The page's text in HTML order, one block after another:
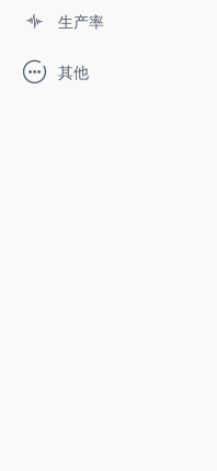
生产率
其他